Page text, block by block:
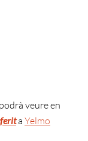
veure en
a Yelmo